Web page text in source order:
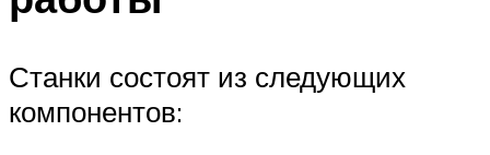
Станки состоят из следующих
компонентов: